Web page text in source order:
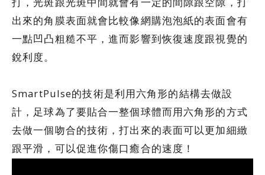
出來的角膜表面就會比較像網購泡泡紙的表面會有
一點凹凸粗糙不平，進而影響到恢復速度跟視覺的
銳利度。
SmartPulse的技術是利用六角形的結構去做設
計，足球為了要貼合一整個球體而用六角形的方式
去做一個吻合的技術，打出來的表面可以更加細緻
跟平滑，可以促進你傷口癒合的速度！